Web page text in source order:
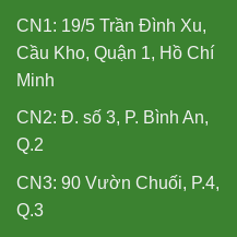
CN1: 19/5 Trần Đình Xu,
Cầu Kho, Quận 1, Hồ Chí
Minh
CN2: Đ. số 3, P. Bình An,
Q.2
CN3: 90 Vườn Chuối, P.4,
Q.3